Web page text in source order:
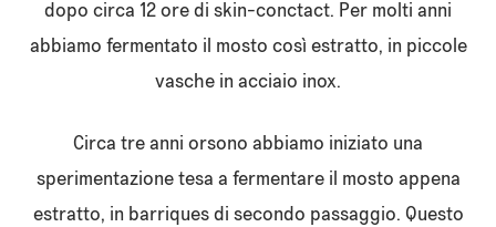
dopo circa 12 ore di skin-conctact. Per molti anni
abbiamo fermentato il mosto così estratto, in piccole
vasche in acciaio inox.
Circa tre anni orsono abbiamo iniziato una
sperimentazione tesa a fermentare il mosto appena
estratto, in barriques di secondo passaggio. Questo